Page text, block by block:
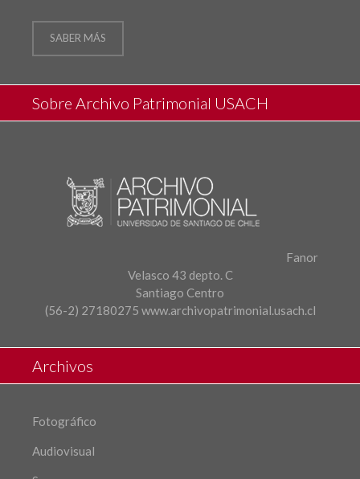
SABER MÁS
Sobre Archivo Patrimonial USACH
Fanor
Velasco 43 depto. C
Santiago Centro
(56-2) 27180275 www.archivopatrimonial.usach.cl
Archivos
Fotográfico
Audiovisual